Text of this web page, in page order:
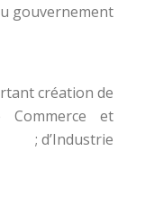
gouvernement ;
création de
Commerce et
d’Industrie ;